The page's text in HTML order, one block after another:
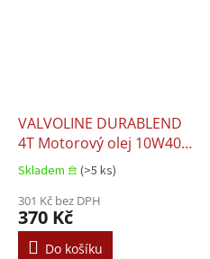
VALVOLINE DURABLEND
4T Motorový olej 10W40
(1l)
Skladem 𖠿 (>5 ks)
301 Kč bez DPH
370 Kč
Do košíku